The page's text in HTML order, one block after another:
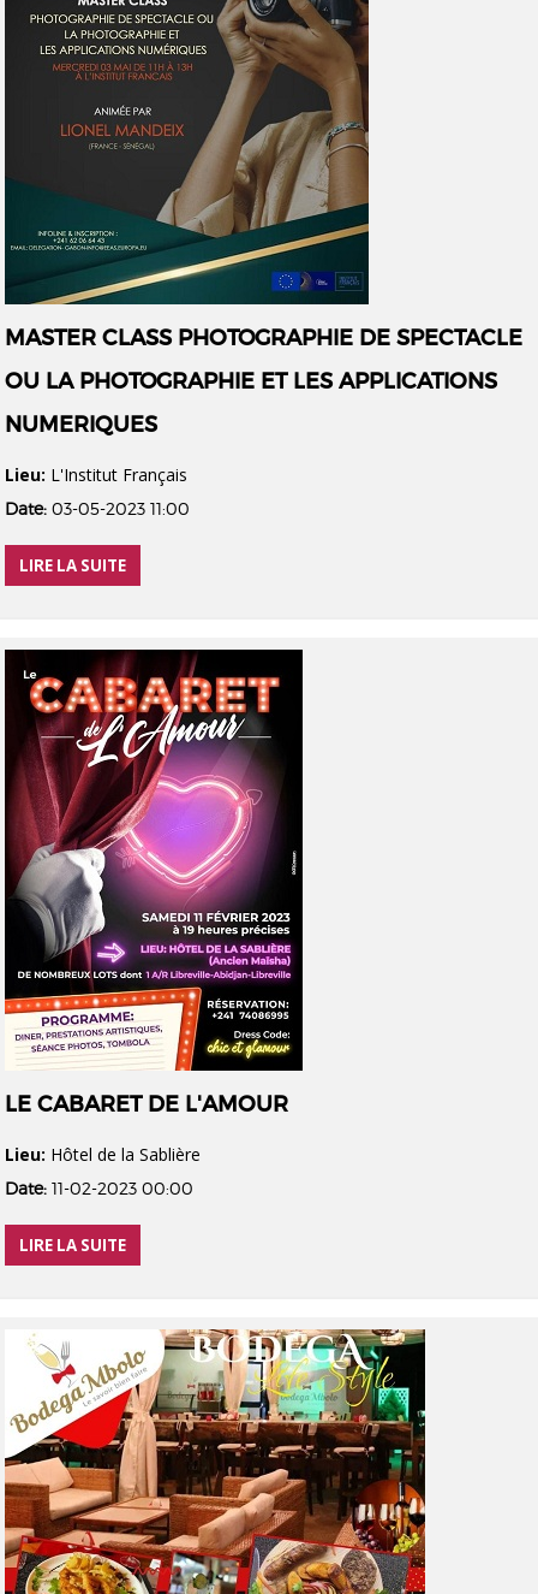
MASTER CLASS PHOTOGRAPHIE DE SPECTACLE
OU LA PHOTOGRAPHIE ET LES APPLICATIONS
NUMERIQUES
Lieu: L'Institut Français
Date: 03-05-2023 11:00
LIRE LA SUITE
LE CABARET DE L'AMOUR
Lieu: Hôtel de la Sablière
Date: 11-02-2023 00:00
LIRE LA SUITE